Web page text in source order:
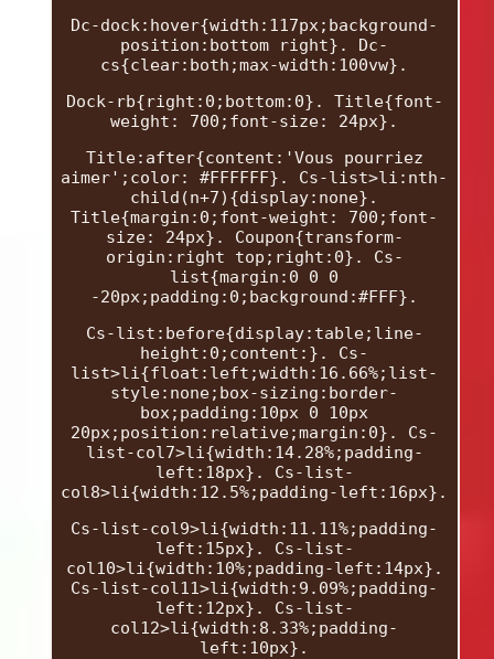
Dc-dock:hover{width:117px;background-
position:bottom right}. Dc-
cs{clear:both;max-width:100vw}.
Dock-rb{right:0;bottom:0}. Title{font-
weight: 700;font-size: 24px}.
Title:after{content:'Vous pourriez
aimer';color: #FFFFFF}. Cs-list>li:nth-
child(n+7){display:none}.
Title{margin:0;font-weight: 700;font-
size: 24px}. Coupon{transform-
origin:right top;right:0}. Cs-
list{margin:0 0 0
-20px;padding:0;background:#FFF}.
Cs-list:before{display:table;line-
height:0;content:}. Cs-
list>li{float:left;width:16.66%;list-
style:none;box-sizing:border-
box;padding:10px 0 10px
20px;position:relative;margin:0}. Cs-
list-col7>li{width:14.28%;padding-
left:18px}. Cs-list-
col8>li{width:12.5%;padding-left:16px}.
Cs-list-col9>li{width:11.11%;padding-
left:15px}. Cs-list-
col10>li{width:10%;padding-left:14px}.
Cs-list-col11>li{width:9.09%;padding-
left:12px}. Cs-list-
col12>li{width:8.33%;padding-
left:10px}.